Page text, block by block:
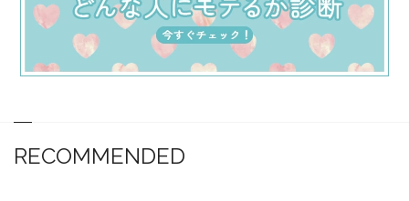
RECOMMENDED